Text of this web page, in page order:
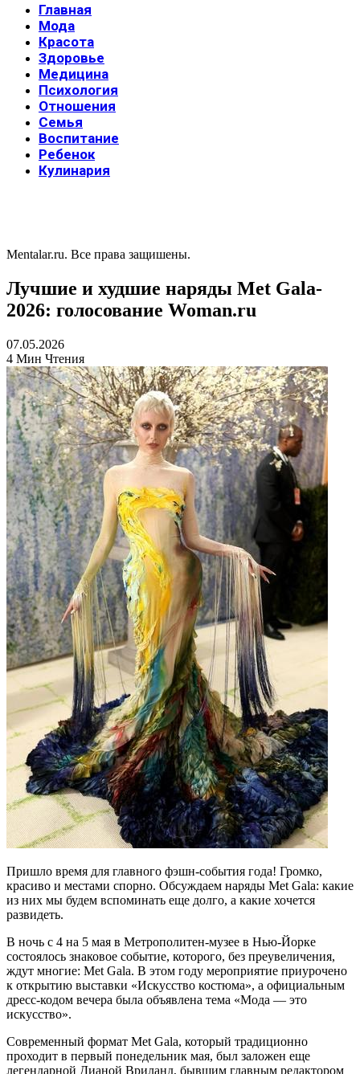
Главная
Мода
Красота
Здоровье
Медицина
Психология
Отношения
Семья
Воспитание
Ребенок
Кулинария
Mentalar.ru. Все права защишены.
Лучшие и худшие наряды Met Gala-
2026: голосование Woman.ru
07.05.2026
4 Мин Чтения
Пришло время для главного фэшн-события года! Громко,
красиво и местами спорно. Обсуждаем наряды Met Gala: какие
из них мы будем вспоминать еще долго, а какие хочется
развидеть.
В ночь с 4 на 5 мая в Метрополитен-музее в Нью-Йорке
состоялось знаковое событие, которого, без преувеличения,
ждут многие: Met Gala. В этом году мероприятие приурочено
к открытию выставки «Искусство костюма», а официальным
дресс-кодом вечера была объявлена тема «Мода — это
искусство».
Современный формат Met Gala, который традиционно
проходит в первый понедельник мая, был заложен еще
легендарной Дианой Вриланд, бывшим главным редактором